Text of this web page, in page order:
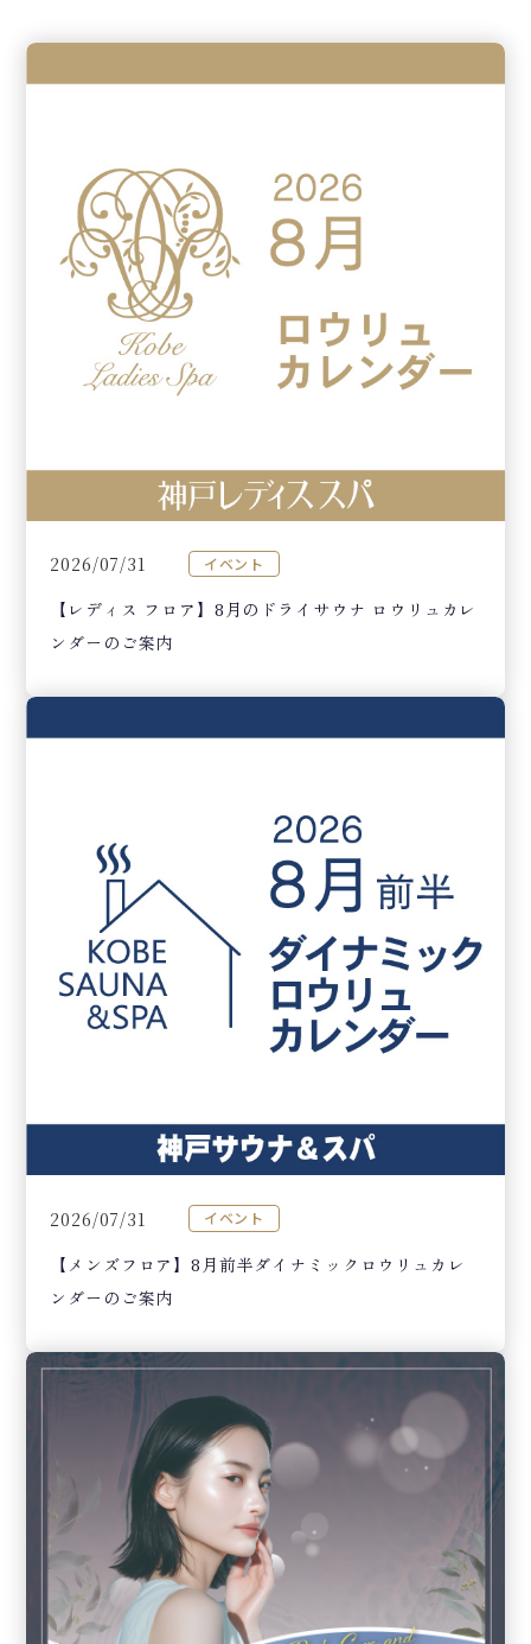
2026/07/31 イベント
【レディス フロア】8月のドライサウナ ロウリュカレ
ンダーのご案内
2026/07/31 イベント
【メンズフロア】8月前半ダイナミックロウリュカレ
ンダーのご案内